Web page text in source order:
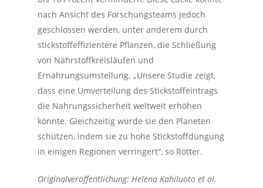
nach Ansicht des Forschungsteams jedoch
geschlossen werden, unter anderem durch
stickstoffeffizientere Pflanzen, die Schließung
von Nährstoffkreisläufen und
Ernährungsumstellung. „Unsere Studie zeigt,
dass eine Umverteilung des Stickstoffeintrags
die Nahrungssicherheit weltweit erhöhen
könnte. Gleichzeitig würde sie den Planeten
schützen, indem sie zu hohe Stickstoffdüngung
in einigen Regionen verringert“, so Rötter.
Originalveröffentlichung: Helena Kahiluoto et al.